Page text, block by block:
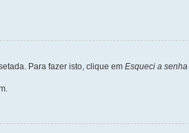
Para fazer isto, clique em Esqueci a senha